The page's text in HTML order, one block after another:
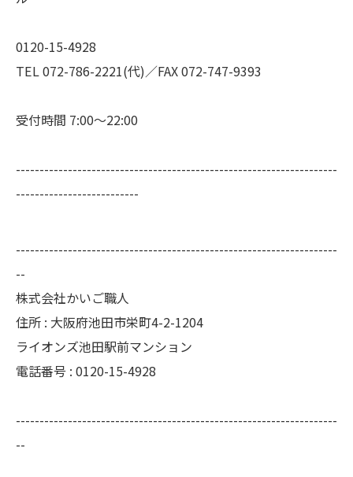
0120-15-4928
TEL 072-786-2221(代)／FAX 072-747-9393
受付時間 7:00～22:00
--------------------------------------------------------------------
--------------------------
--------------------------------------------------------------------
--
株式会社かいご職人
住所 : 大阪府池田市栄町4-2-1204
ライオンズ池田駅前マンション
電話番号 : 0120-15-4928
--------------------------------------------------------------------
--